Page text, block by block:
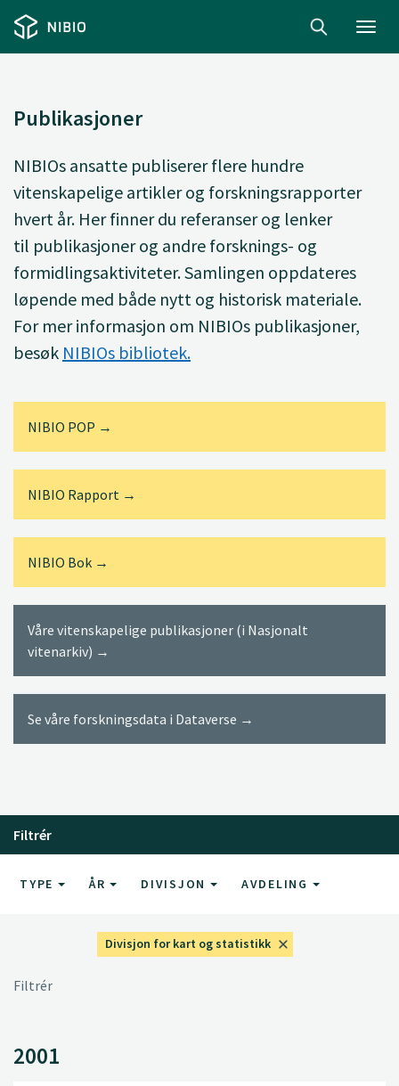
Publikasjoner
NIBIOs ansatte publisererflere hundre
vitenskapelige artikler og forskningsrapporter
hvert år. Her finner du referanser og lenker
til publikasjoner og andre forsknings- og
formidlingsaktiviteter. Samlingen oppdateres
løpende med både nytt og historisk materiale.
For mer informasjon om NIBIOs publikasjoner,
besøk NIBIOs bibliotek.
NIBIO POP →
NIBIO Rapport →
NIBIO Bok →
Våre vitenskapelige publikasjoner (i Nasjonalt
vitenarkiv) →
Se våre forskningsdata i Dataverse →
Filtrér
TYPE ÅR DIVISJON AVDELING
Divisjon for kart og statistikk
Filtrér
2001